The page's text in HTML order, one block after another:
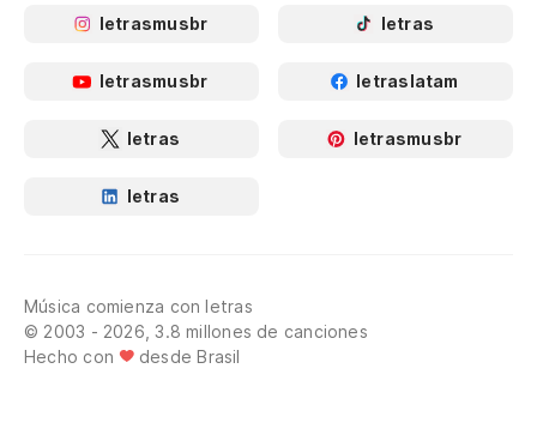
letrasmusbr letras
letrasmusbr letraslatam
letras letrasmusbr
letras
Música comienza con letras
© 2003 - 2026, 3.8 millones de canciones
Hecho con
desde Brasil